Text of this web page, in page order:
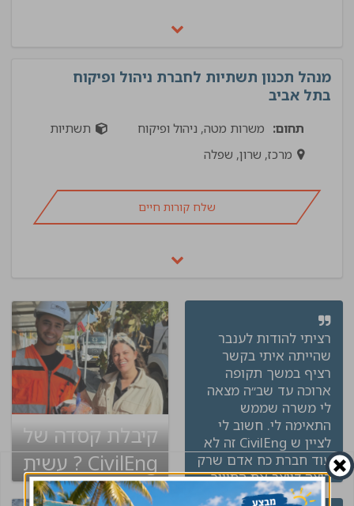
מנהל תכנון תשתיות לחברת ניהול ופיקוח
בתל אביב
תחום: משרות מטה, ניהול ופיקוח
תשתיות
מרכז, שרון, שפלה
שלח קורות חיים
רציתי להודות לענבר
שהייתה איתי בקשר
רציף במשך תקופה
ארוכה עד שב״ה מצאה
לי משרה שממש
התאימה לי. חשוב לי
לציין ש CivilEng זה לא
עוד חברת כח אדם שרק
רוצה לייצר את התיווך
בין העובד למעביד, אלא
קיבלת קסדה של
CivilEng ? עשית
שינוי בקריירה